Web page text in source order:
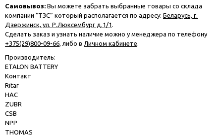
Самовывоз: Вы можете забрать выбранные товары со склада
компании “ТЗС” который располагается по адресу: Беларусь, г.
Дзержинск, ул. Р.Люксембург д.1/1
Сделать заказ и узнать наличие можно у менеджера по телефону
+375(29)800-09-66 , либо в Личном кабинете
Производитель:
ETALON BATTERY
Контакт
Ritar
HAC
ZUBR
CSB
NPP
THOMAS